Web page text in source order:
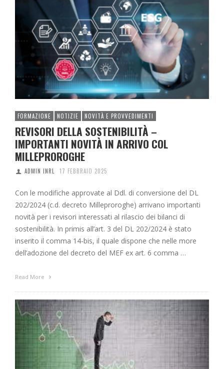
FORMAZIONE NOTIZIE NOVITÀ E PROVVEDIMENTI
REVISORI DELLA SOSTENIBILITÀ –
IMPORTANTI NOVITÀ IN ARRIVO COL
MILLEPROROGHE
ADMIN INRL 17 FEBBRAIO 2025
Con le modifiche approvate al Ddl. di conversione del DL
202/2024 (c.d. decreto Milleproroghe) arrivano importanti
novità per i revisori interessati al rilascio dei bilanci di
sostenibilità. In primis all’art. 3 del DL 202/2024 è stato
inserito il comma 14-bis, il quale dispone che nelle more
dell’adozione del decreto del MEF ex art. 6 comma …
Read More